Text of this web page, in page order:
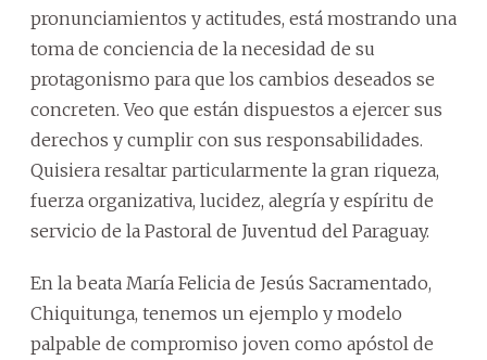
pronunciamientos y actitudes, está mostrando una
toma de conciencia de la necesidad de su
protagonismo para que los cambios deseados se
concreten. Veo que están dispuestos a ejercer sus
derechos y cumplir con sus responsabilidades.
Quisiera resaltar particularmente la gran riqueza,
fuerza organizativa, lucidez, alegría y espíritu de
servicio de la Pastoral de Juventud del Paraguay.
En la beata María Felicia de Jesús Sacramentado,
Chiquitunga, tenemos un ejemplo y modelo
palpable de compromiso joven como apóstol de